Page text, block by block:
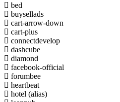
bed
buysellads
cart-arrow-down
cart-plus
connectdevelop
dashcube
diamond
facebook-official
forumbee
heartbeat
hotel (alias)